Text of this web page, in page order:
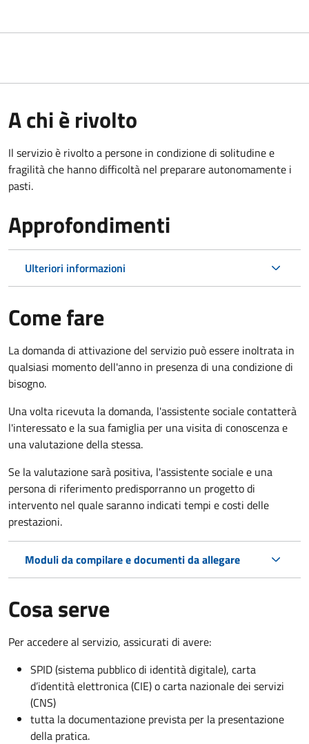
A chi è rivolto
Il servizio è rivolto a persone in condizione di solitudine e
fragilità che hanno difficoltà nel preparare autonomamente i
pasti.
Approfondimenti
Ulteriori informazioni
Come fare
La domanda di attivazione del servizio può essere inoltrata in
qualsiasi momento dell'anno in presenza di una condizione di
bisogno.
Una volta ricevuta la domanda, l'assistente sociale contatterà
l'interessato e la sua famiglia per una visita di conoscenza e
una valutazione della stessa.
Se la valutazione sarà positiva, l'assistente sociale e una
persona di riferimento predisporranno un progetto di
intervento nel quale saranno indicati tempi e costi delle
prestazioni.
Moduli da compilare e documenti da allegare
Cosa serve
Per accedere al servizio, assicurati di avere:
SPID (sistema pubblico di identità digitale), carta
d’identità elettronica (CIE) o carta nazionale dei servizi
(CNS)
tutta la documentazione prevista per la presentazione
della pratica.